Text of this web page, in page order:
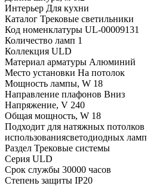
Интерьер Для кухни
Каталог Трековые светильники
Код номенклатуры UL-00009131
Количество ламп 1
Коллекция ULD
Материал арматуры Алюминий
Место установки На потолок
Мощность лампы, W 18
Направление плафонов Вниз
Напряжение, V 240
Общая мощность, W 18
Подходит для натяжных потолков
использованиясветодиодных ламп
Раздел Трековые системы
Серия ULD
Срок службы 30000 часов
Степень защиты IP20